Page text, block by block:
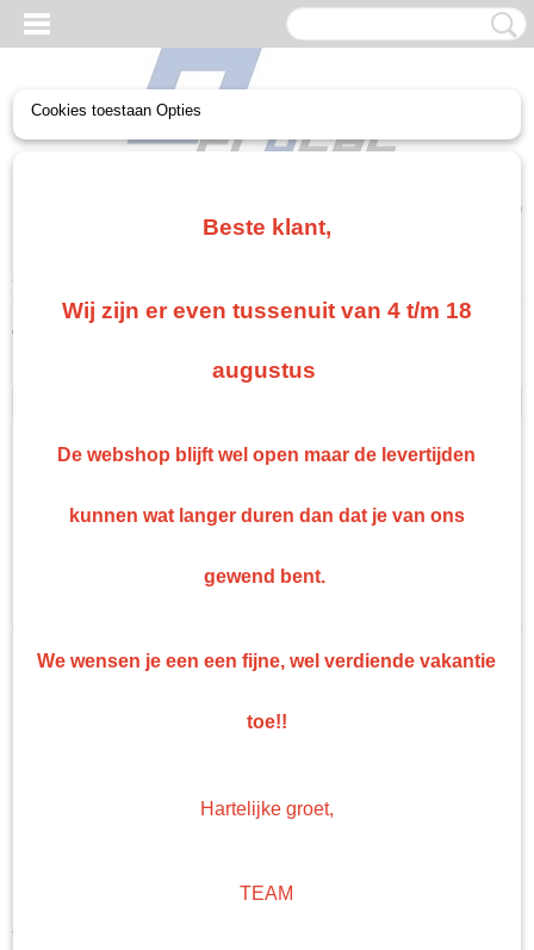
(0)
Home
Troton
Troton Autolak
Troton 2k blanke lak
Troton Polyester Repair glasvezel plamuur Set 250 ml
Cookies toestaan Opties
Beste klant,
Wij zijn er even tussenuit van 4 t/m 18
augustus
De webshop blijft wel open maar de levertijden
kunnen wat langer duren dan dat je van ons
gewend bent.
We wensen je een een fijne, wel verdiende vakantie
toe!!
Hartelijke groet,
TEAM